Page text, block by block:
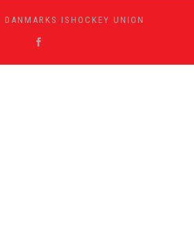
DANMARKS ISHOCKEY UNION